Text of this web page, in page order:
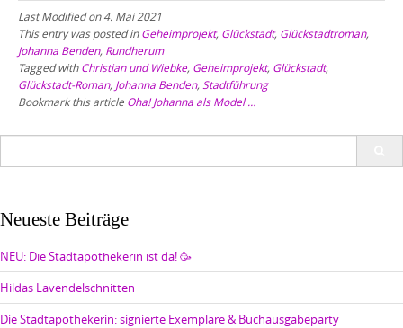
Last Modified on 4. Mai 2021
This entry was posted inGeheimprojekt, Glückstadt, Glückstadtroman,
Johanna Benden, Rundherum
Tagged withChristian und Wiebke, Geheimprojekt, Glückstadt,
Glückstadt-Roman, Johanna Benden,Stadtführung
Bookmark this article Oha! Johanna als Model …
Neueste Beiträge
NEU: Die Stadtapothekerin ist da! 🥳
Hildas Lavendelschnitten
Die Stadtapothekerin: signierte Exemplare & Buchausgabeparty